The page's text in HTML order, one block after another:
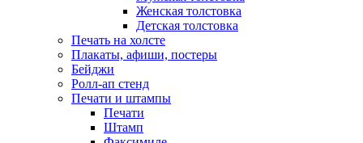
Женская толстовка
Детская толстовка
Печать на холсте
Плакаты, афиши, постеры
Бейджи
Ролл-ап стенд
Печати и штампы
Печати
Штамп